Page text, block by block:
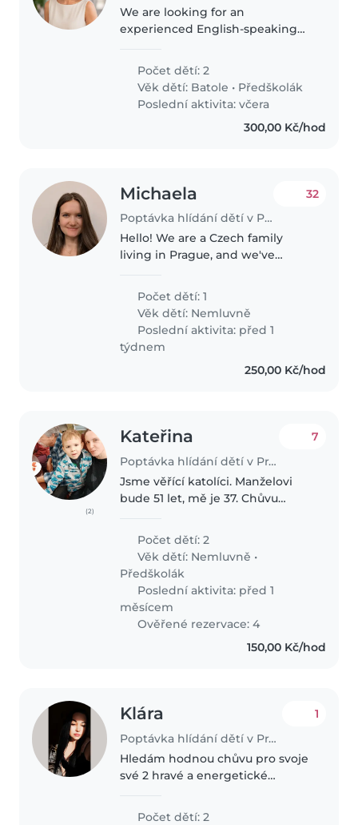
We are looking for an
experienced English-speaking
Prague, starting October 2026.
What we are looking for *
English..
Počet dětí: 2
Věk dětí: Batole • Předškolák
Poslední aktivita: včera
300,00 Kč/hod
Michaela
Poptávka hlídání dětí v Praha
32
Hello! We are a Czech family
living in Prague, and we've
boy, who is now 1 year old. We're
looking for a warm, reliable, and
experienced English-speaking..
Počet dětí: 1
Věk dětí: Nemluvně
Poslední aktivita: před 1
týdnem
250,00 Kč/hod
(2)
Kateřina
Poptávka hlídání dětí v Praha
7
Jsme věřící katolíci. Manželovi
bude 51 let, mě je 37. Chůvu
který chodí do školky. Neumí se
sám obléknout a obout. Ve
volném čase si hraje se
stavebnicí..
Počet dětí: 2
Věk dětí: Nemluvně •
Předškolák
Poslední aktivita: před 1
měsícem
Ověřené rezervace: 4
150,00 Kč/hod
Klára
Poptávka hlídání dětí v Praha
1
Hledám hodnou chůvu pro svoje
své 2 hravé a energetické
Počet dětí: 2